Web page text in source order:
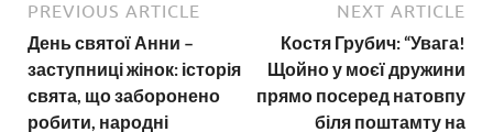
PREVIOUS ARTICLE
День святої Анни –
заступниці жінок: історія
свята, що заборонено
робити, народні
NEXT ARTICLE
Костя Грубич: “Увага!
Щойно у моєї дружини
прямо посеред натовпу
біля поштамту на